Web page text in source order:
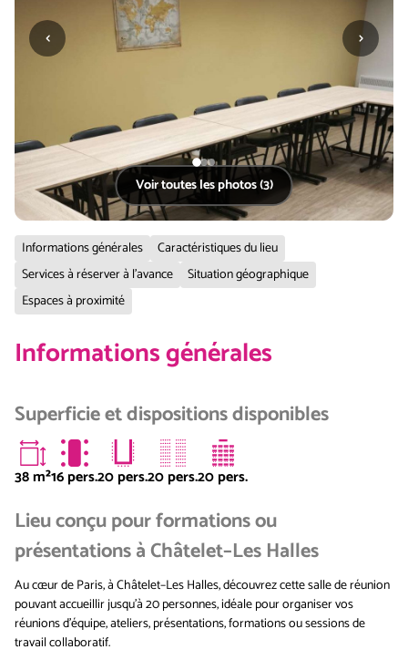
‹ ›
Voir toutes les photos (3)
Informations générales
Caractéristiques du lieu
Services à réserver à l'avance
Situation géographique
Espaces à proximité
Informations générales
Superficie et dispositions disponibles
38m²16 pers.20 pers.20 pers.20 pers.
Lieu conçu pour formations ou
présentations à Châtelet–Les Halles
Au cœur de Paris, à Châtelet–Les Halles, découvrez cette salle de réunion
pouvant accueillir jusqu’à 20 personnes, idéale pour organiser vos
réunions d’équipe, ateliers, présentations, formations ou sessions de
travail collaboratif.